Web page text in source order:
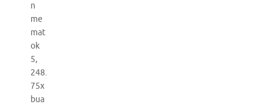
n
me
mat
ok
5,
248.
75x
bua